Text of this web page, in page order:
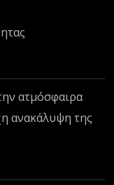
ατμόσφαιρα
ανακάλυψη της